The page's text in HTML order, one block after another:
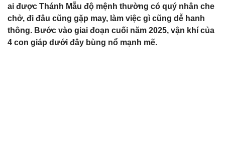
ai được Thánh Mẫu độ mệnh thường có quý nhân che
chở, đi đâu cũng gặp may, làm việc gì cũng dễ hanh
thông. Bước vào giai đoạn cuối năm 2025, vận khí của
4 con giáp dưới đây bùng nổ mạnh mẽ.